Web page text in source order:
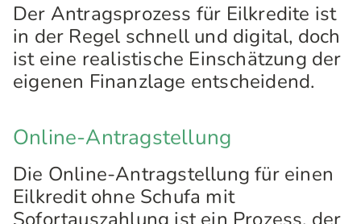
Der Antragsprozess für Eilkredite ist
in der Regel schnell und digital, doch
ist eine realistische Einschätzung der
eigenen Finanzlage entscheidend.
Online-Antragstellung
Die Online-Antragstellung für einen
Eilkredit ohne Schufa mit